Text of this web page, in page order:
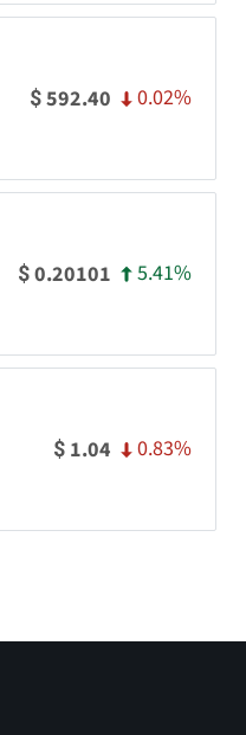
$592.40 0.02%
$0.20101 5.41%
$ 1.04 0.83%